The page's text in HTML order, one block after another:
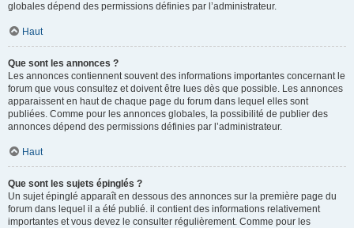
globales dépend des permissions définies par l’administrateur.
Haut
Que sont les annonces ?
Les annonces contiennent souvent des informations importantes concernant le
forum que vous consultez et doivent être lues dès que possible. Les annonces
apparaissent en haut de chaque page du forum dans lequel elles sont
publiées. Comme pour les annonces globales, la possibilité de publier des
annonces dépend des permissions définies par l’administrateur.
Haut
Que sont les sujets épinglés ?
Un sujet épinglé apparaît en dessous des annonces sur la première page du
forum dans lequel il a été publié. il contient des informations relativement
importantes et vous devez le consulter régulièrement. Comme pour les